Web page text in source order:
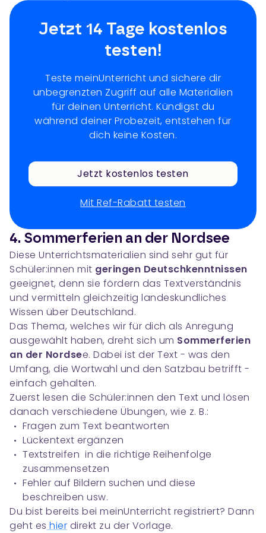
Jetzt 14 Tage kostenlos
testen!
Teste meinUnterricht und sichere dir
unbegrenzten Zugriff auf alle Materialien
für deinen Unterricht. Kündigst du
während deiner Probezeit, entstehen für
dich keine Kosten.
Jetzt kostenlos testen
Mit Ref-Rabatt testen
4. Sommerferien an der Nordsee
Diese Unterrichtsmaterialien sind sehr gut für
Schüler:innen mit geringen Deutschkenntnissen
geeignet, denn sie fördern das Textverständnis
und vermitteln gleichzeitig landeskundliches
Wissen über Deutschland.
Das Thema, welches wir für dich als Anregung
ausgewählt haben, dreht sich um Sommerferien
an der Nordsee. Dabei ist der Text - was den
Umfang, die Wortwahl und den Satzbau betrifft -
einfach gehalten.
Zuerst lesen die Schüler:innen den Text und lösen
danach verschiedene Übungen, wie z. B.:
Fragen zum Text beantworten
Lückentext ergänzen
Textstreifen in die richtige Reihenfolge
zusammensetzen
Fehler auf Bildern suchen und diese
beschreiben usw.
Du bist bereits bei meinUnterricht registriert? Dann
geht es hier direkt zu der Vorlage.